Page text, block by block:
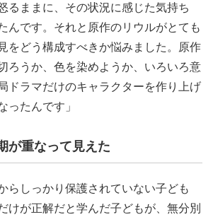
るままに、その状況に感じた気持ち
んです。それと原作のリウルがとても
をどう構成すべきか悩みました。原作
ろうか、色を染めようか、いろいろ意
ドラマだけのキャラクターを作り上げ
ったんです」
が重なって見えた
らしっかり保護されていない子ども
けが正解だと学んだ子どもが、無分別